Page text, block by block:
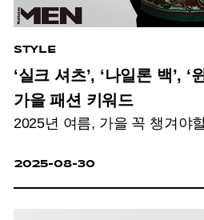
STYLE
‘실크 셔츠’, ‘나일론 백’, ‘
가을 패션 키워드
2025년 여름, 가을 꼭 챙겨야
2025-08-30